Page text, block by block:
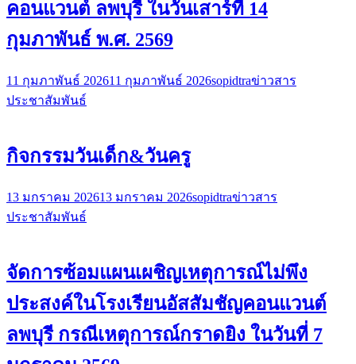
คอนแวนต์ ลพบุรี ในวันเสาร์ที่ 14
กุมภาพันธ์ พ.ศ. 2569
11 กุมภาพันธ์ 202611 กุมภาพันธ์ 2026sopidtraข่าวสาร
ประชาสัมพันธ์
กิจกรรมวันเด็ก&วันครู
13 มกราคม 202613 มกราคม 2026sopidtraข่าวสาร
ประชาสัมพันธ์
จัดการซ้อมแผนเผชิญเหตุการณ์ไม่พึง
ประสงค์ในโรงเรียนอัสสัมชัญคอนแวนต์
ลพบุรี กรณีเหตุการณ์กราดยิง ในวันที่ 7